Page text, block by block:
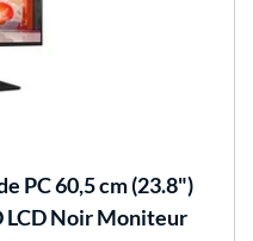
PC 60,5 cm (23.8")
LCD Noir Moniteur